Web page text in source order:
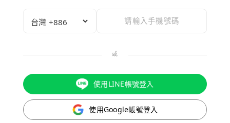
或
使用LINE帳號登入
使用Google帳號登入